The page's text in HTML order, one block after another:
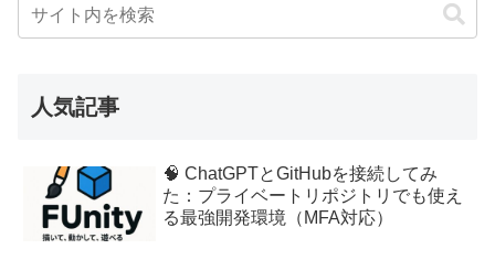
人気記事
🧠 ChatGPTとGitHubを接続してみ
た：プライベートリポジトリでも使え
る最強開発環境（MFA対応）